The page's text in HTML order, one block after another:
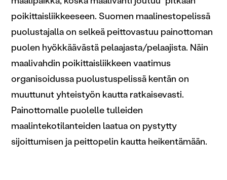
poikittaisliikkeeseen. Suomen maalinestopelissä
puolustajalla on selkeä peittovastuu painottoman
puolen hyökkäävästä pelaajasta/pelaajista. Näin
maalivahdin poikittaisliikkeen vaatimus
organisoidussa puolustuspelissä kentän on
muuttunut yhteistyön kautta ratkaisevasti.
Painottomalle puolelle tulleiden
maalintekotilanteiden laatua on pystytty
sijoittumisen ja peittopelin kautta heikentämään.